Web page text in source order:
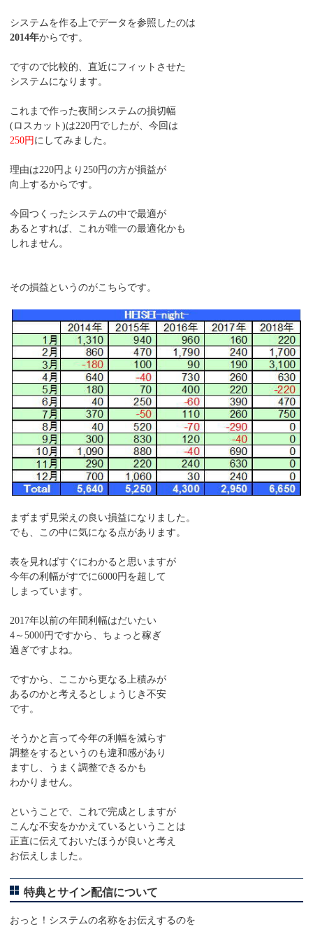
システムを作る上でデータを参照したのは
2014年からです。
ですので比較的、直近にフィットさせた
システムになります。
これまで作った夜間システムの損切幅
(ロスカット)は220円でしたが、今回は
250円 にしてみました。
理由は220円より250円の方が損益が
向上するからです。
今回つくったシステムの中で最適が
あるとすれば、これが唯一の最適化かも
しれません。
その損益というのがこちらです。
まずまず見栄えの良い損益になりました。
でも、この中に気になる点があります。
表を見ればすぐにわかると思いますが
今年の利幅がすでに6000円を超して
しまっています。
2017年以前の年間利幅はだいたい
4～5000円ですから、ちょっと稼ぎ
過ぎですよね。
ですから、ここから更なる上積みが
あるのかと考えるとしょうじき不安
です。
そうかと言って今年の利幅を減らす
調整をするというのも違和感があり
ますし、うまく調整できるかも
わかりません。
ということで、これで完成としますが
こんな不安をかかえているということは
正直に伝えておいたほうが良いと考え
お伝えしました。
特典とサイン配信について
おっと！システムの名称をお伝えするのを